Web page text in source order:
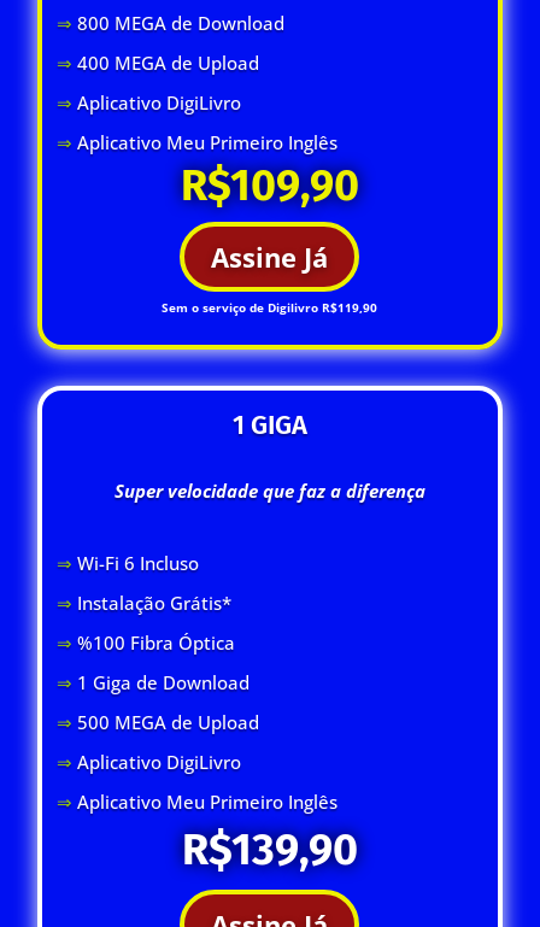
⇒ 800 MEGA de Download
⇒400 MEGA de Upload
⇒Aplicativo DigiLivro
⇒Aplicativo Meu Primeiro Inglês
R$109,90
Assine Já
Sem o serviço de Digilivro R$119,90
1 GIGA
Super velocidade que faz a diferença
⇒ Wi-Fi 6 Incluso
⇒ Instalação Grátis*
⇒ %100 Fibra Óptica
⇒ 1 Giga de Download
⇒ 500 MEGA de Upload
⇒Aplicativo DigiLivro
⇒Aplicativo Meu Primeiro Inglês
R$139,90